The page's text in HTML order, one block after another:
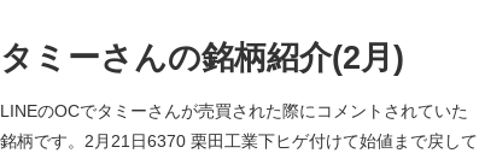
タミーさんの銘柄紹介(2月)
LINEのOCでタミーさんが売買された際にコメントされていた
銘柄です。2月21日6370 栗田工業下ヒゲ付けて始値まで戻して